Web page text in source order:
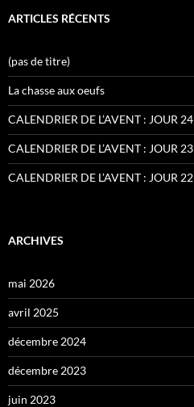
ARTICLES RÉCENTS
(pas de titre)
La chasse aux oeufs
CALENDRIER DE L’AVENT : JOUR 24
CALENDRIER DE L’AVENT : JOUR 23
CALENDRIER DE L’AVENT : JOUR 22
ARCHIVES
mai 2026
avril 2025
décembre 2024
décembre 2023
juin 2023